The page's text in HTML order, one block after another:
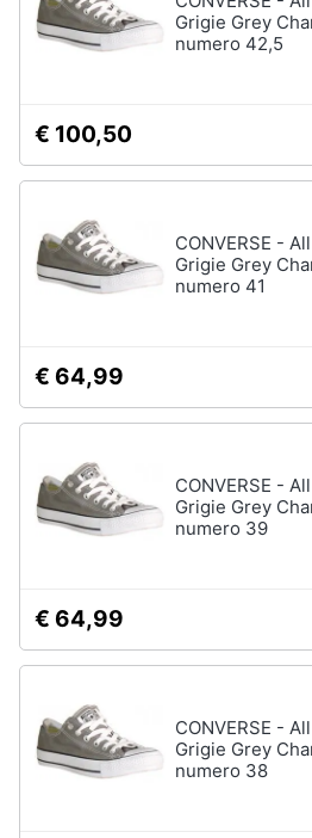
Grigie Grey
numero 42,5
€ 100,50
CONVERSE -
Grigie Grey
numero 41
€ 64,99
CONVERSE -
Grigie Grey
numero 39
€ 64,99
CONVERSE -
Grigie Grey
numero 38